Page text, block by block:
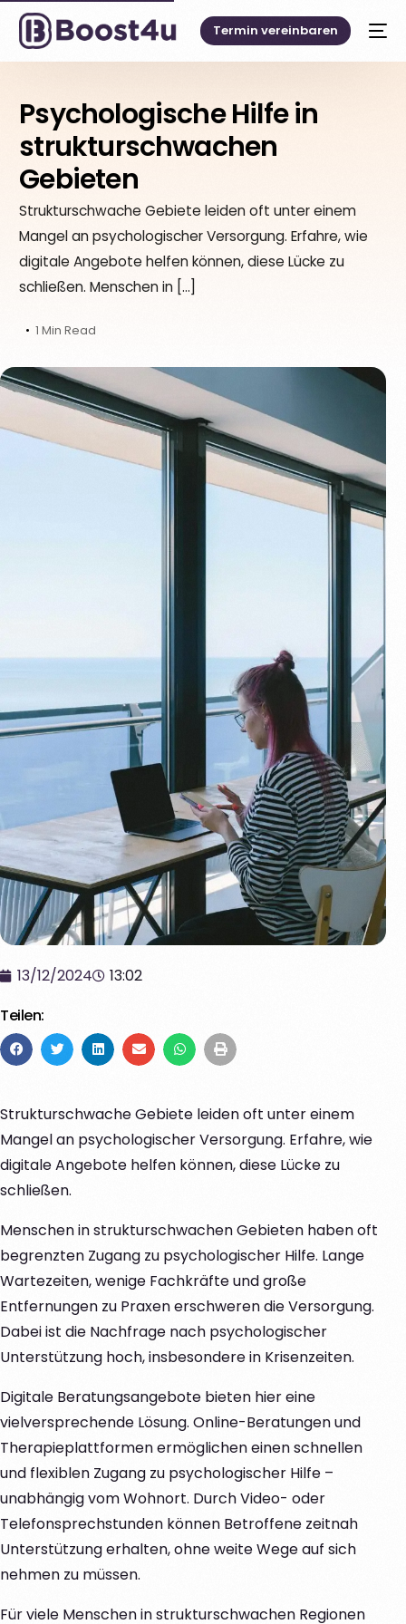
Termin vereinbaren
Psychologische Hilfe in
strukturschwachen
Gebieten
Strukturschwache Gebiete leiden oft unter einem
Mangel an psychologischer Versorgung. Erfahre, wie
digitale Angebote helfen können, diese Lücke zu
schließen. Menschen in […]
1 Min Read
13/12/2024
13:02
Teilen:
Strukturschwache Gebiete leiden oft unter einem
Mangel an psychologischer Versorgung. Erfahre, wie
digitale Angebote helfen können, diese Lücke zu
schließen.
Menschen in strukturschwachen Gebieten haben oft
begrenzten Zugang zu psychologischer Hilfe. Lange
Wartezeiten, wenige Fachkräfte und große
Entfernungen zu Praxen erschweren die Versorgung.
Dabei ist die Nachfrage nach psychologischer
Unterstützung hoch, insbesondere in Krisenzeiten.
Digitale Beratungsangebote bieten hier eine
vielversprechende Lösung. Online-Beratungen und
Therapieplattformen ermöglichen einen schnellen
und flexiblen Zugang zu psychologischer Hilfe –
unabhängig vom Wohnort. Durch Video- oder
Telefonsprechstunden können Betroffene zeitnah
Unterstützung erhalten, ohne weite Wege auf sich
nehmen zu müssen.
Für viele Menschen in strukturschwachen Regionen